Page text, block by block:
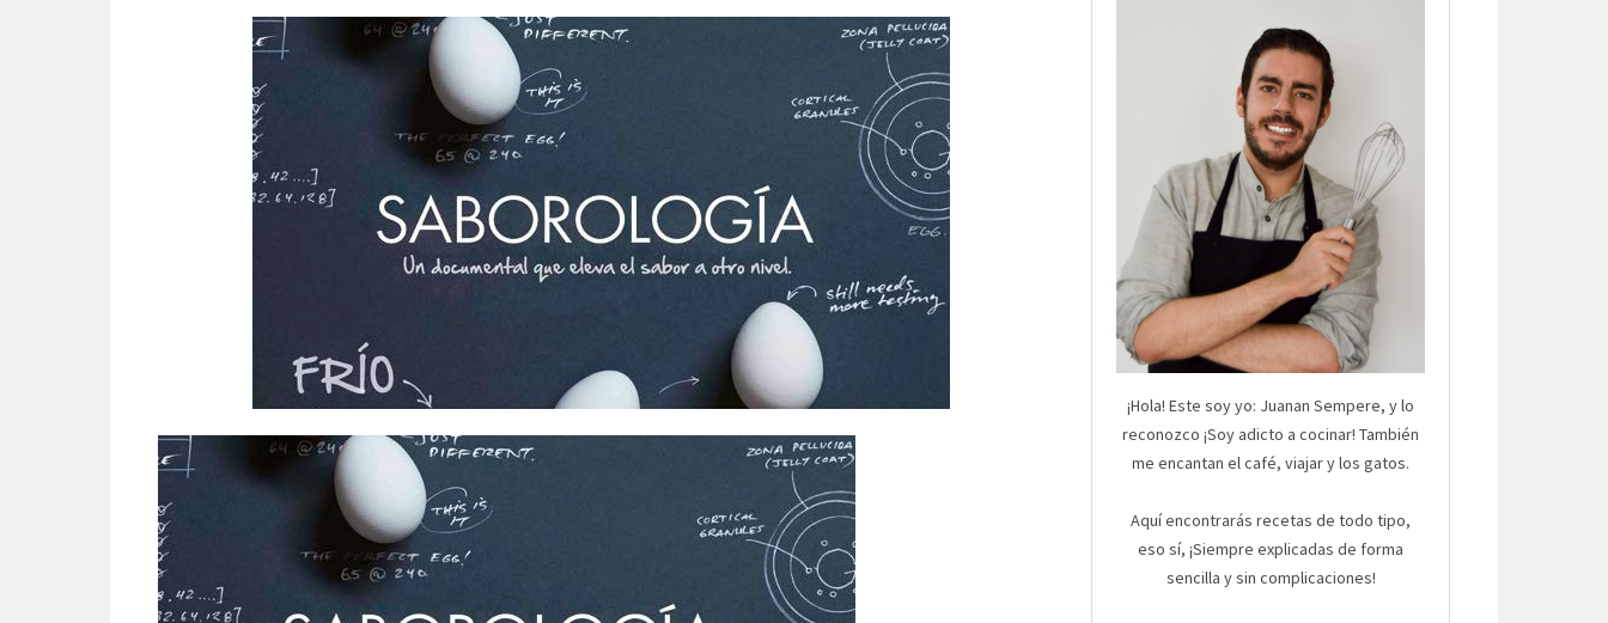
¡Hola! Este soy yo: Juanan Sempere, y lo
reconozco ¡Soy adicto a cocinar! También
me encantan el café, viajar y los gatos.
Aquí encontrarás recetas de todo tipo,
eso sí, ¡Siempre explicadas de forma
sencilla y sin complicaciones!